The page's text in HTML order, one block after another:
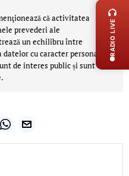
că activitatea
prevederi ale
un echilibru între
cu caracter personal.
de interes public și sunt
RADIO LIVE